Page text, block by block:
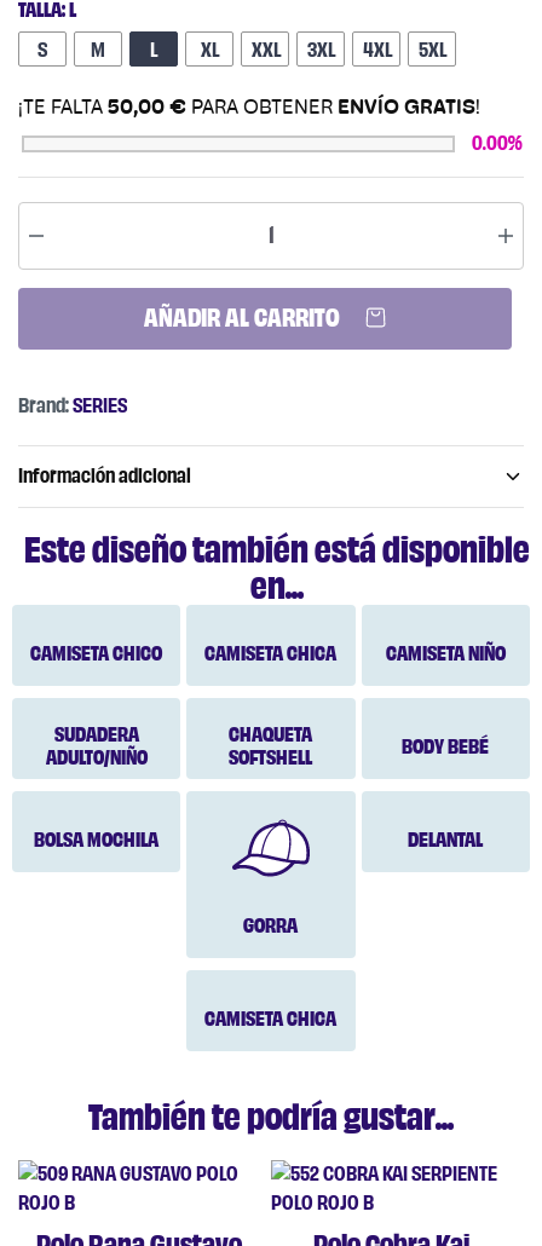
TALLA: L
S M L XL XXL +1,00 €3XL +1,00 €4XL +1,00 €5XL +1,00 €
¡TE FALTA 50,00 € PARA OBTENER ENVÍO GRATIS!
0.00%
AÑADIR AL CARRITO
Brand: SERIES
Información adicional
Este diseño también está disponible
en...
CAMISETA CHICO CAMISETA CHICA CAMISETA NIÑO
SUDADERA
ADULTO/NIÑO
CHAQUETA
SOFTSHELL
BODY BEBÉ
BOLSA MOCHILA
GORRA
DELANTAL
CAMISETA CHICA
También te podría gustar...